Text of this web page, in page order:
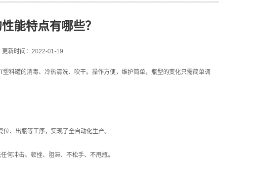
能特点有哪些？
新时间：2022-01-19
罐的消毒、冷热清洗、吹干。操作方便，维护简单，瓶型的变化只需简单调
、出瓶等工序，实现了全自动化生产。
冲击、顿挫、阻滞、不松手、不甩瓶。